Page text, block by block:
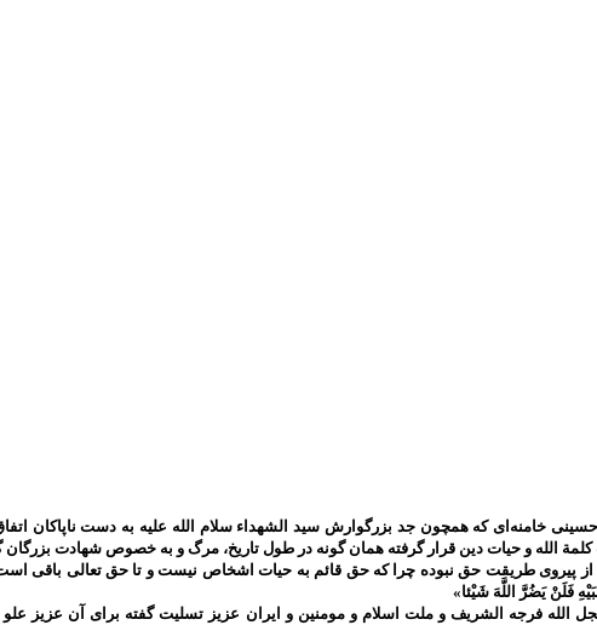
خامنه‌ای که همچون جد بزرگوارش سید الشهداء سلام الله علیه به دست ناپاکان
الله و حیات دین قرار گرفته همان گونه در طول تاریخ، مرگ و به خصوص شهادت
از پیروی طریقت حق نبوده چرا که حق قائم به حیات اشخاص نیست و تا حق تعالی باقی
فَلَنْ يَضُرَّ اللَّهَ شَيْئا»
فرجه الشریف و ملت اسلام و مومنین و ایران عزیز تسلیت گفته برای آن عزیز